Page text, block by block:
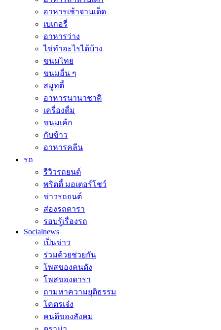
อาหารเช้าจานเด็ด
เบเกอรี่
อาหารว่าง
ไข่ทำอะไรได้บ้าง
ขนมไทย
ขนมอื่น ๆ
สมูทตี้
อาหารนานาชาติ
เครื่องดื่ม
ขนมเค้ก
กับข้าว
อาหารคลีน
รถ
รีวิวรถยนต์
พริตตี้ มอเตอร์โชว์
ข่าวรถยนต์
ส่องรถดารา
รอบรู้เรื่องรถ
Socialnews
เป็นข่าว
ร่วมด้วยช่วยกัน
โพสของคนดัง
โพสของดารา
ถามหาความยุติธรรม
โคตรเจ๋ง
คนดีของสังคม